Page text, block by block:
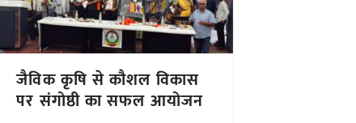
जैविक कृषि से कौशल विकास
पर संगोष्ठी का सफल आयोजन